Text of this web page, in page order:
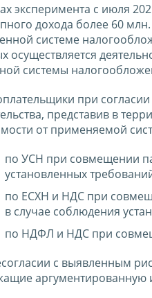
эксперимента с июля
дохода более 60
системе
осуществляется
системы
при
представив в
от применяемой
по УСН при совмещении
установленных
по ЕСХН и НДС при
в случае соблюдения
по НДФЛ и НДС при
с выявленным